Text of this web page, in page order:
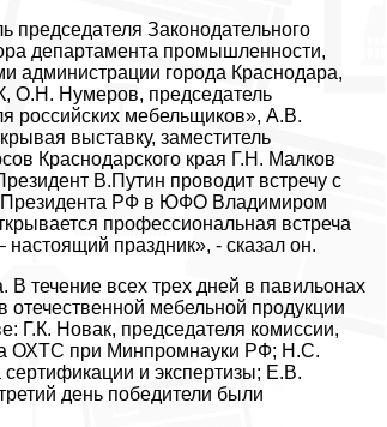
председателя Законодательного
департамента промышленности,
администрации города Краснодара,
О.Н. Нумеров, председатель
российских мебельщиков», А.В.
выставку, заместитель
Краснодарского края Г.Н. Малков
В.Путин проводит встречу с
Президента РФ в ЮФО Владимиром
профессиональная встреча
праздник», - сказал он.
течение всех трех дней в павильонах
мебельной продукции
Г.К. Новак, председателя комиссии,
ОХТС при Минпромнауки РФ; Н.С.
и экспертизы; Е.В.
день победители были